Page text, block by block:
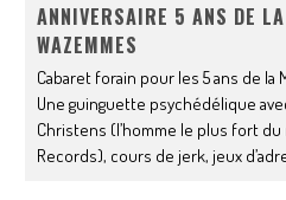
ANNIVERSAIRE 5 ANS DE
WAZEMMES
Cabaret forain pour les 5 ans de la
Une guinguette psychédélique
Christens (l’homme le plus fort
Records), cours de jerk, jeux